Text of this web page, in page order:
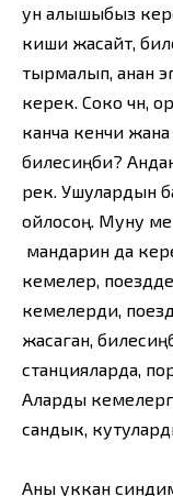
ун алышыбыз
киши жасайт,
тырмалып, анан
керек. Соко үчүн,
канча кенчи
билесиңби?
рек. Ушулардын
ойлосоң. Муну
мандарин да
кемелер,
кемелерди,
жасаган,
станцияларда,
Аларды
сандык,
Аны уккан